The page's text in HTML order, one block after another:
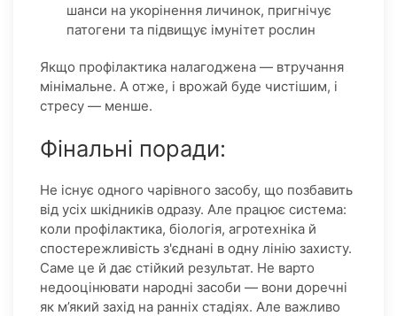
шанси на укорінення личинок, пригнічує
патогени та підвищує імунітет рослин
Якщо профілактика налагоджена — втручання
мінімальне. А отже, і врожай буде чистішим, і
стресу — менше.
Фінальні поради:
Не існує одного чарівного засобу, що позбавить
від усіх шкідників одразу. Але працює система:
коли профілактика, біологія, агротехніка й
спостережливість з'єднані в одну лінію захисту.
Саме це й дає стійкий результат. Не варто
недооцінювати народні засоби — вони доречні
як м’який захід на ранніх стадіях. Але важливо